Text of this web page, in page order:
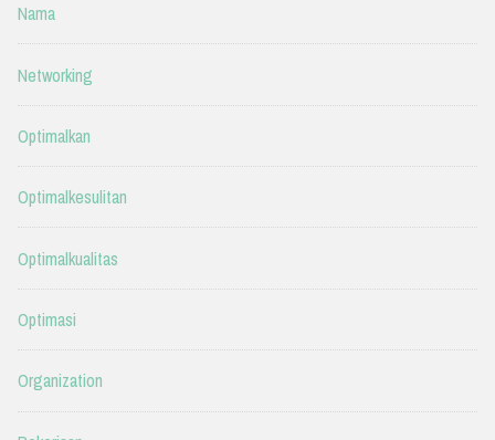
Nama
Networking
Optimalkan
Optimalkesulitan
Optimalkualitas
Optimasi
Organization